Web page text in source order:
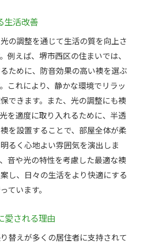
生活改善
の調整を通じて生活の質を向上さ
例えば、堺市西区の住まいでは、
ために、防音効果の高い襖を選ぶ
これにより、静かな環境でリラッ
できます。また、光の調整にも襖
を適度に取り入れるために、半透
を設置することで、部屋全体が柔
るく心地よい雰囲気を演出しま
音や光の特性を考慮した最適な襖
し、日々の生活をより快適にする
ています。
愛される理由
替えが多くの居住者に支持されて